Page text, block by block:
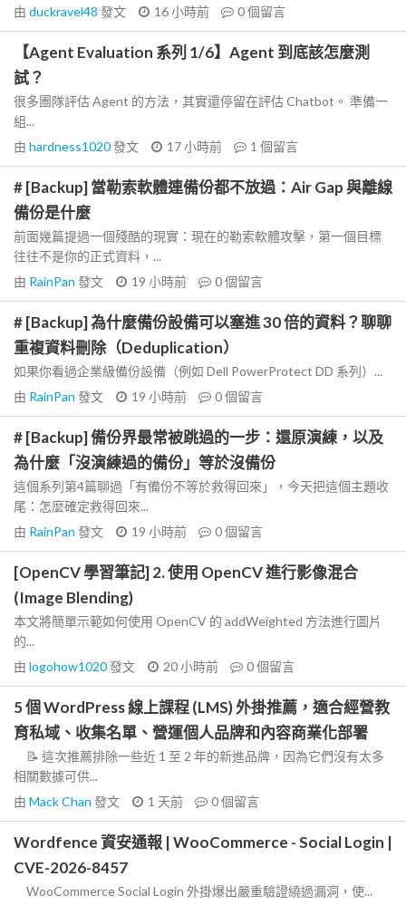
由 duckravel48 發文 16 小時前 0個留言
【Agent Evaluation 系列 1/6】Agent 到底該怎麼測
試？
很多團隊評估 Agent 的方法，其實還停留在評估 Chatbot。 準備一
組...
由 hardness1020發文 17 小時前 1 個留言
# [Backup] 當勒索軟體連備份都不放過：Air Gap 與離線
備份是什麼
前面幾篇提過一個殘酷的現實：現在的勒索軟體攻擊，第一個目標
往往不是你的正式資料，...
由 RainPan 發文 19 小時前 0個留言
# [Backup] 為什麼備份設備可以塞進 30 倍的資料？聊聊
重複資料刪除（Deduplication）
如果你看過企業級備份設備（例如 Dell PowerProtect DD 系列）...
由 RainPan 發文 19 小時前 0個留言
# [Backup] 備份界最常被跳過的一步：還原演練，以及
為什麼「沒演練過的備份」等於沒備份
這個系列第4篇聊過「有備份不等於救得回來」，今天把這個主題收
尾：怎麼確定救得回來...
由 RainPan 發文 19 小時前 0個留言
[OpenCV 學習筆記] 2. 使用 OpenCV 進行影像混合
(Image Blending)
本文將簡單示範如何使用 OpenCV 的 addWeighted 方法進行圖片
的...
由 logohow1020發文 20 小時前 0個留言
5 個 WordPress 線上課程 (LMS) 外掛推薦，適合經營教
育私域、收集名單、營運個人品牌和內容商業化部署
📝 這次推薦排除一些近 1 至 2 年的新進品牌，因為它們沒有太多
相關數據可供...
由 Mack Chan 發文 1 天前 0個留言
Wordfence 資安通報 | WooCommerce - Social Login |
CVE-2026-8457
WooCommerce Social Login 外掛爆出嚴重驗證繞過漏洞，使...